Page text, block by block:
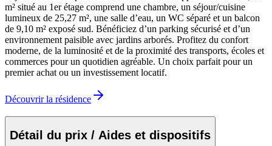
m² situé au 1er étage comprend une chambre, un séjour/cuisine
lumineux de 25,27 m², une salle d’eau, un WC séparé et un balcon
de 9,10 m² exposé sud. Bénéficiez d’un parking sécurisé et d’un
environnement paisible avec jardins arborés. Profitez du confort
moderne, de la luminosité et de la proximité des transports, écoles et
commerces pour un quotidien agréable. Un choix parfait pour un
premier achat ou un investissement locatif.
Découvrir la résidence
Détail du prix / Aides et dispositifs